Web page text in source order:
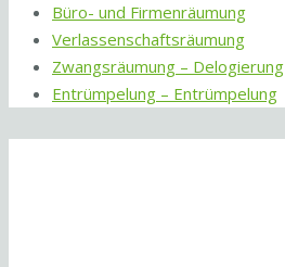
Büro- und Firmenräumung
Verlassenschaftsräumung
Zwangsräumung – Delogierung
Entrümpelung – Entrümpelung